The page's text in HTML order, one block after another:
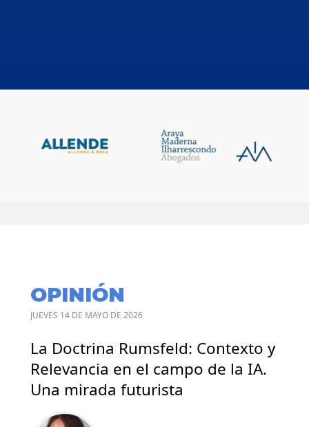
OPINIÓN
JUEVES 14 DE MAYO DE 2026
La Doctrina Rumsfeld: Contexto y
Relevancia en el campo de la IA.
Una mirada futurista